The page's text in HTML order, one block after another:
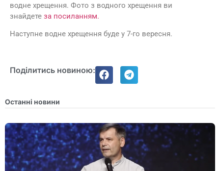
водне хрещення. Фото з водного хрещення ви
знайдете за посиланням.
Наступне водне хрещення буде у 7-го вересня.
Поділитись новиною:
Останні новини